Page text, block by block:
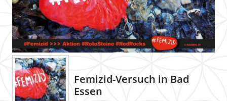
Femizid-Versuch in Bad
Essen